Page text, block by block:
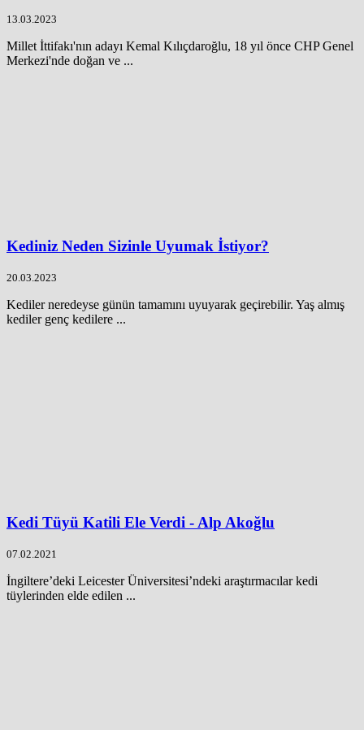
13.03.2023
Millet İttifakı'nın adayı Kemal Kılıçdaroğlu, 18 yıl önce CHP Genel
Merkezi'nde doğan ve ...
Kediniz Neden Sizinle Uyumak İstiyor?
20.03.2023
Kediler neredeyse günün tamamını uyuyarak geçirebilir. Yaş almış
kediler genç kedilere ...
Kedi Tüyü Katili Ele Verdi - Alp Akoğlu
07.02.2021
İngiltere’deki Leicester Üniversitesi’ndeki araştırmacılar kedi
tüylerinden elde edilen ...